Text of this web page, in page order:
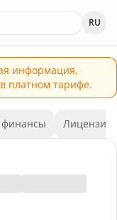
RU
информация,
платном тарифе.
финансы Лицензии